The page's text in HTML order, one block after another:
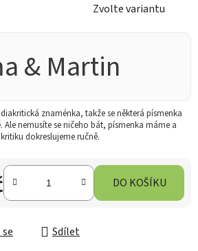
Zvolte variantu
& Martin
znaménka, takže se některá písmenka
nemusíte se ničeho bát, písmenka máme a
dokreslujeme ručně.
DO KOŠÍKU
Sdílet